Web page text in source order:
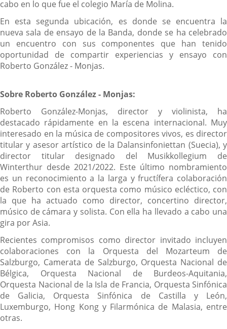
cabo en lo que fue el colegio María de Molina.
En esta segunda ubicación, es donde se encuentra la
nueva sala de ensayo de la Banda, donde se ha celebrado
un encuentro con sus componentes que han tenido
oportunidad de compartir experiencias y ensayo con
Roberto González - Monjas.
Sobre Roberto González - Monjas:
Roberto González-Monjas, director y violinista, ha
destacado rápidamente en la escena internacional. Muy
interesado en la música de compositores vivos, es director
titular y asesor artístico de la Dalansinfoniettan (Suecia), y
director titular designado del Musikkollegium de
Winterthur desde 2021/2022. Este último nombramiento
es un reconocimiento a la larga y fructífera colaboración
de Roberto con esta orquesta como músico ecléctico, con
la que ha actuado como director, concertino director,
músico de cámara y solista. Con ella ha llevado a cabo una
gira por Asia.
Recientes compromisos como director invitado incluyen
colaboraciones con la Orquesta del Mozarteum de
Salzburgo, Camerata de Salzburgo, Orquesta Nacional de
Bélgica, Orquesta Nacional de Burdeos-Aquitania,
Orquesta Nacional de la Isla de Francia, Orquesta Sinfónica
de Galicia, Orquesta Sinfónica de Castilla y León,
Luxemburgo, Hong Kong y Filarmónica de Malasia, entre
otras.